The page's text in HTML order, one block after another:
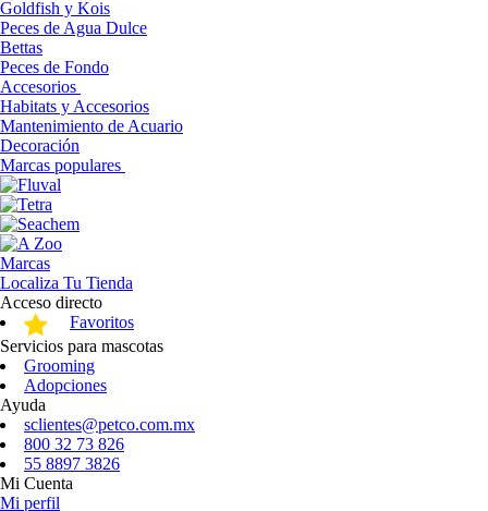
Goldfish y Kois
Peces de Agua Dulce
Bettas
Peces de Fondo
Accesorios
Habitats y Accesorios
Mantenimiento de Acuario
Decoración
Marcas populares
Marcas
Localiza Tu Tienda
Acceso directo
Favoritos
Servicios para mascotas
Grooming
Adopciones
Ayuda
sclientes@petco.com.mx
800 32 73 826
55 8897 3826
Mi Cuenta
Mi perfil